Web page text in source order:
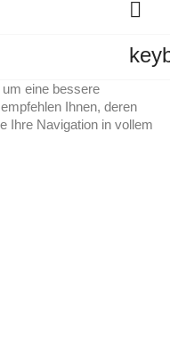

eine bessere
Ihnen, deren
Ihre Navigation in vollem